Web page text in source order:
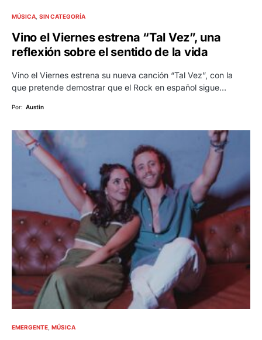
MÚSICA SIN CATEGORÍA
Vino el Viernes estrena “Tal Vez”, una
reflexión sobre el sentido de la vida
Vino el Viernes estrena su nueva canción “Tal Vez”, con la
que pretende demostrar que el Rock en español sigue…
Por: Austin
EMERGENTE MÚSICA